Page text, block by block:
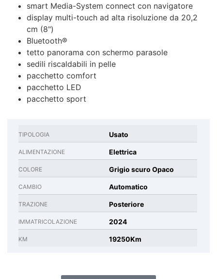
smart Media-System connect con navigatore
display multi-touch ad alta risoluzione da 20,2
cm (8")
Bluetooth®
tetto panorama con schermo parasole
sedili riscaldabili in pelle
pacchetto comfort
pacchetto LED
pacchetto sport
TIPOLOGIA Usato
ALIMENTAZIONE Elettrica
COLORE Grigio scuro Opaco
CAMBIO Automatico
TRAZIONE Posteriore
IMMATRICOLAZIONE 2024
KM 19250Km